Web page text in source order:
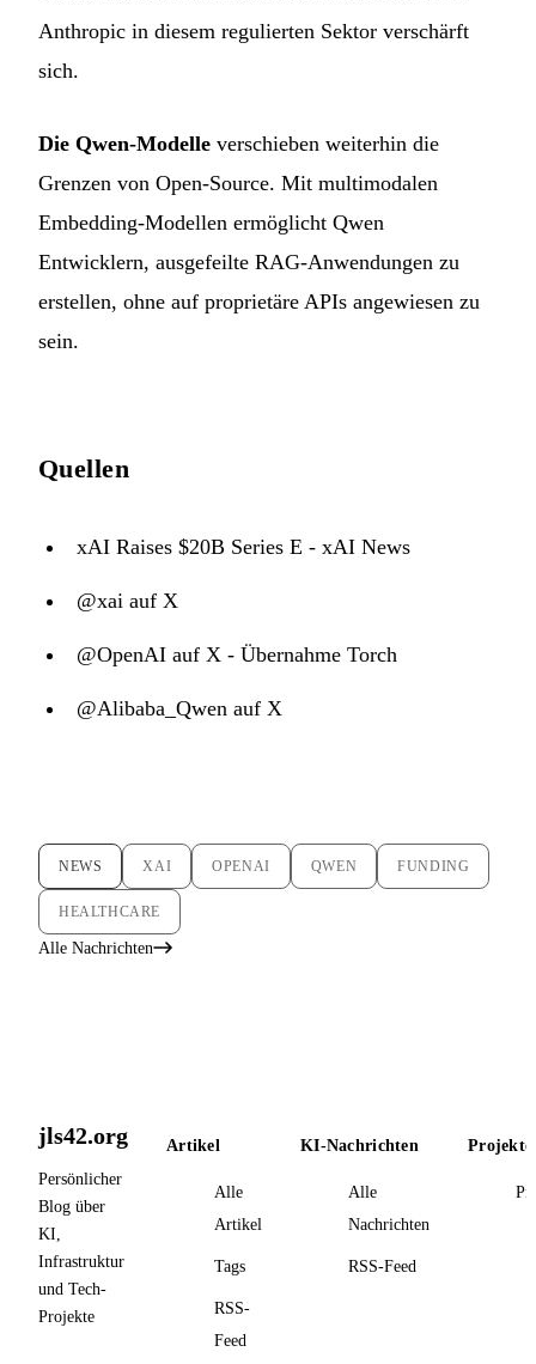
Anthropic in diesem regulierten Sektor verschärft
sich.
Die Qwen-Modelle verschieben weiterhin die
Grenzen von Open-Source. Mit multimodalen
Embedding-Modellen ermöglicht Qwen
Entwicklern, ausgefeilte RAG-Anwendungen zu
erstellen, ohne auf proprietäre APIs angewiesen zu
sein.
Quellen
xAI Raises $20B Series E - xAI News
@xai auf X
@OpenAI auf X - Übernahme Torch
@Alibaba_Qwen auf X
NEWS XAI OPENAI QWEN FUNDING
HEALTHCARE
Alle Nachrichten
jls42.org
Persönlicher
Blog über
KI,
Infrastruktur
und Tech-
Projekte
Artikel
Alle
Artikel
Tags
RSS-
Feed
KI-Nachrichten
Alle
Nachrichten
RSS-Feed
Projekte